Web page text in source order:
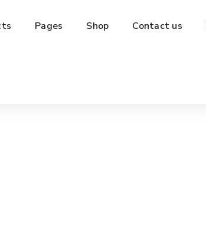
Pages Shop Contact us